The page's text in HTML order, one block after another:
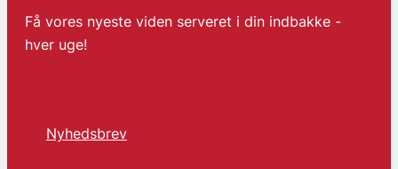
Få vores nyeste viden serveret i din indbakke -
hver uge!
Nyhedsbrev